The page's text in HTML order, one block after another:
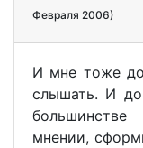
Февраля 2006)
И мне тоже
слышать. И
мнении,